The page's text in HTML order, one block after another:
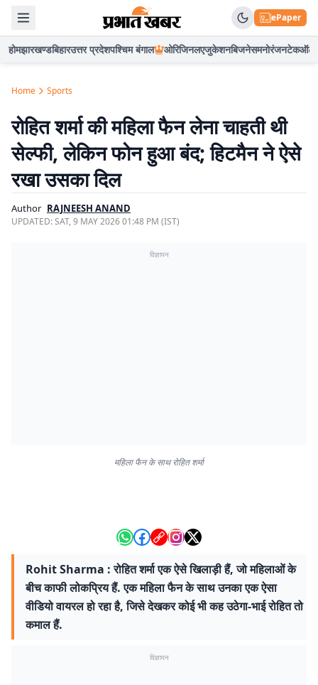
ePaper
होमझारखण्डबिहारउत्तर प्रदेशपश्चिम बंगाल ओरिजिनलएजुकेशनबिजनेसमनोरंजनटेकऑटो
Home Sports
रोहित शर्मा की महिला फैन लेना चाहती थी
सेल्फी, लेकिन फोन हुआ बंद; हिटमैन ने ऐसे
रखा उसका दिल
Author RAJNEESH ANAND
UPDATED:SAT, 9 MAY 2026 01:48 PM (IST)
विज्ञापन
महिला फैन के साथ रोहित शर्मा
Rohit Sharma : रोहित शर्मा एक ऐसे खिलाड़ी हैं, जो महिलाओं के
बीच काफी लोकप्रिय हैं. एक महिला फैन के साथ उनका एक ऐसा
वीडियो वायरल हो रहा है, जिसे देखकर कोई भी कह उठेगा-भाई रोहित तो
कमाल हैं.
विज्ञापन